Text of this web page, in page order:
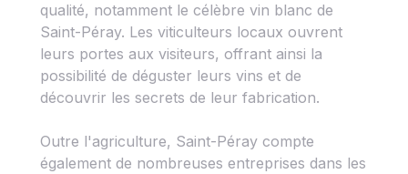
qualité, notamment le célèbre vin blanc de
Saint-Péray. Les viticulteurs locaux ouvrent
leurs portes aux visiteurs, offrant ainsi la
possibilité de déguster leurs vins et de
découvrir les secrets de leur fabrication.
Outre l'agriculture, Saint-Péray compte
également de nombreuses entreprises dans les